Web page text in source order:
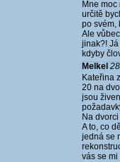
Mne
určitě
po svém,
Ale
jinak?!
kdyby
Melkel
Kateřina
20 na
jsou
Na
A to, co
jedná se
vás se